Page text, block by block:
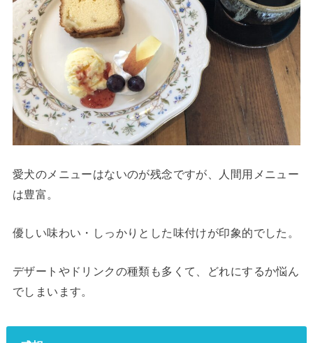
愛犬のメニューはないのが残念ですが、人間用メニュー
は豊富。
優しい味わい・しっかりとした味付けが印象的でした。
デザートやドリンクの種類も多くて、どれにするか悩ん
でしまいます。